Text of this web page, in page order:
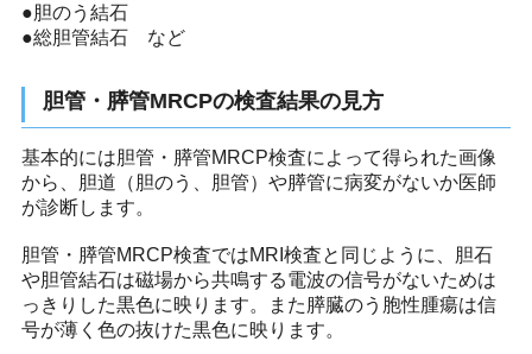
●胆のう結石
●総胆管結石 など
胆管・膵管MRCPの検査結果の見方
基本的には胆管・膵管MRCP検査によって得られた画像
から、胆道（胆のう、胆管）や膵管に病変がないか医師
が診断します。
胆管・膵管MRCP検査ではMRI検査と同じように、胆石
や胆管結石は磁場から共鳴する電波の信号がないためは
っきりした黒色に映ります。また膵臓のう胞性腫瘍は信
号が薄く色の抜けた黒色に映ります。